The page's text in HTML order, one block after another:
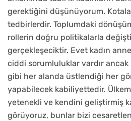
gerektiğini düşünüyorum.
tedbirlerdir. Toplumdaki
rollerin doğru politikalarla
gerçekleşeciktir. Evet kadın
ciddi sorumluluklar vardır ancak
gibi her alanda üstlendiği her
yapabilecek kabiliyettedir.
yetenekli ve kendini geliştirmiş
görüyoruz, bunlar bizi